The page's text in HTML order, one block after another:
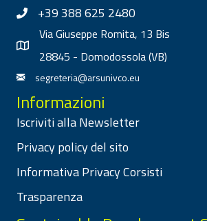
+39 388 625 2480
Via Giuseppe Romita, 13 Bis
28845 - Domodossola (VB)
segreteria@arsunivco.eu
Informazioni
Iscriviti alla Newsletter
Privacy policy del sito
Informativa Privacy Corsisti
Trasparenza